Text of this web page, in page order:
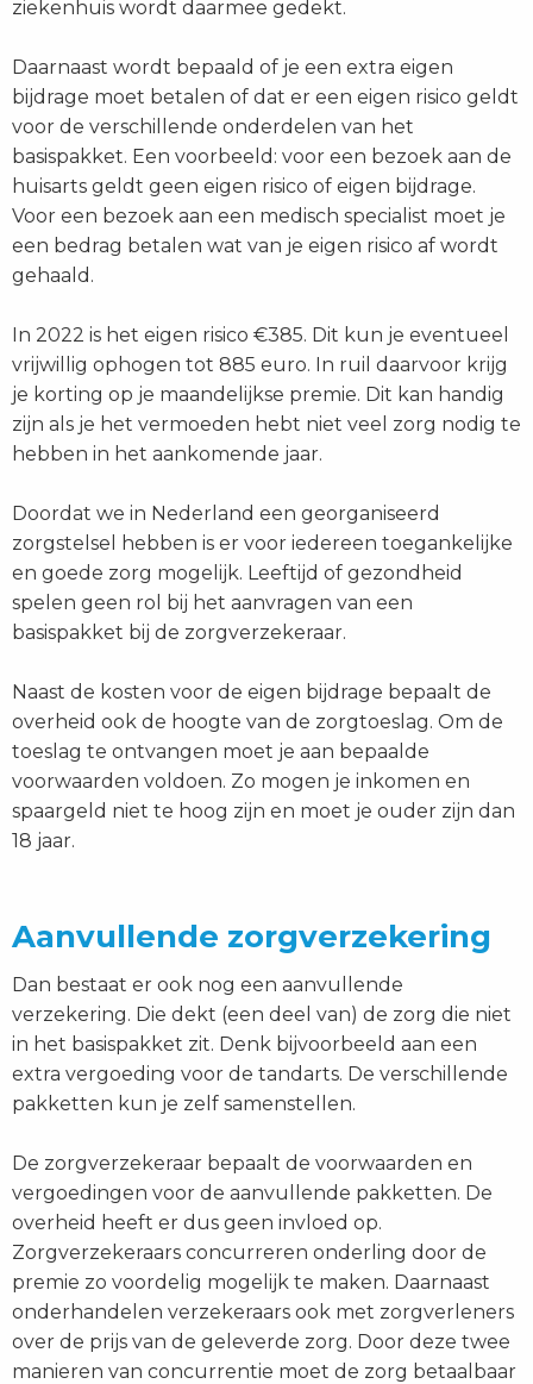
ziekenhuis wordt daarmee gedekt.
Daarnaast wordt bepaald of je een extra eigen
bijdrage moet betalen of dat er een eigen risico geldt
voor de verschillende onderdelen van het
basispakket. Een voorbeeld: voor een bezoek aan de
huisarts geldt geen eigen risico of eigen bijdrage.
Voor een bezoek aan een medisch specialist moet je
een bedrag betalen wat van je eigen risico af wordt
gehaald.
In 2022 is het eigen risico €385. Dit kun je eventueel
vrijwillig ophogen tot 885 euro. In ruil daarvoor krijg
je korting op je maandelijkse premie. Dit kan handig
zijn als je het vermoeden hebt niet veel zorg nodig te
hebben in het aankomende jaar.
Doordat we in Nederland een georganiseerd
zorgstelsel hebben is er voor iedereen toegankelijke
en goede zorg mogelijk. Leeftijd of gezondheid
spelen geen rol bij het aanvragen van een
basispakket bij de zorgverzekeraar.
Naast de kosten voor de eigen bijdrage bepaalt de
overheid ook de hoogte van de zorgtoeslag. Om de
toeslag te ontvangen moet je aan bepaalde
voorwaarden voldoen. Zo mogen je inkomen en
spaargeld niet te hoog zijn en moet je ouder zijn dan
18 jaar.
Aanvullende zorgverzekering
Dan bestaat er ook nog een aanvullende
verzekering. Die dekt (een deel van) de zorg die niet
in het basispakket zit. Denk bijvoorbeeld aan een
extra vergoeding voor de tandarts. De verschillende
pakketten kun je zelf samenstellen.
De zorgverzekeraar bepaalt de voorwaarden en
vergoedingen voor de aanvullende pakketten. De
overheid heeft er dus geen invloed op.
Zorgverzekeraars concurreren onderling door de
premie zo voordelig mogelijk te maken. Daarnaast
onderhandelen verzekeraars ook met zorgverleners
over de prijs van de geleverde zorg. Door deze twee
manieren van concurrentie moet de zorg betaalbaar